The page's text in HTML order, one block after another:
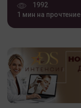
1992
1 мин на прочтение